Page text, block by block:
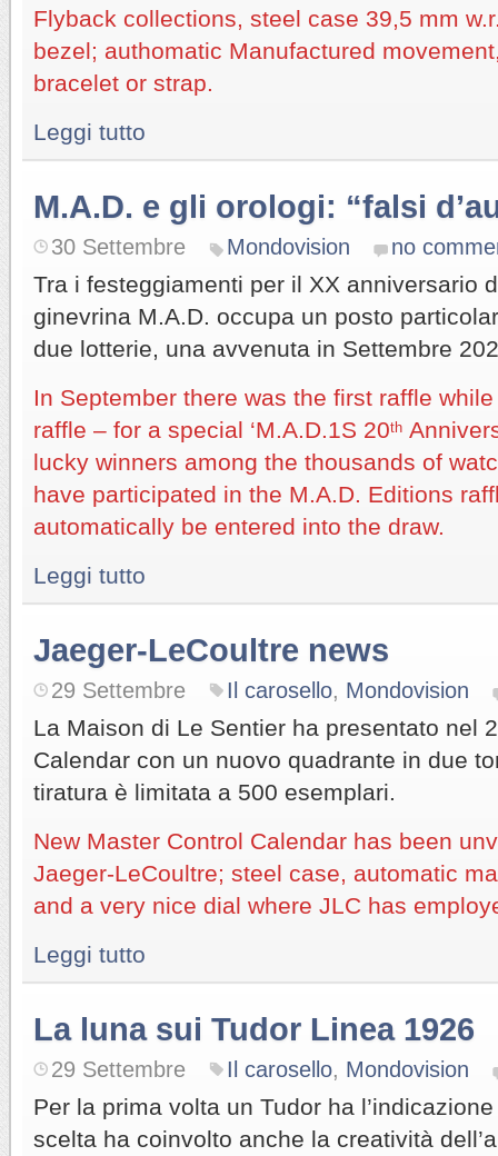
Flyback collections, steel case 39,5 mm
bezel; authomatic Manufactured
bracelet or strap.
Leggi tutto
M.A.D. e gli orologi: “falsi
30 Settembre Mondovision no
Tra i festeggiamenti per il XX anniversario
ginevrina M.A.D. occupa un posto
due lotterie, una avvenuta in Settembre
In September there was the first raffle
raffle – for a special ‘M.A.D.1S 20th
lucky winners among the thousands of
have participated in the M.A.D. Editions
automatically be entered into the draw.
Leggi tutto
Jaeger-LeCoultre news
29 Settembre Il carosello, Mondovision
La Maison di Le Sentier ha presentato nel
Calendar con un nuovo quadrante in due
tiratura è limitata a 500 esemplari.
New Master Control Calendar has been
Jaeger-LeCoultre; steel case, automatic
and a very nice dial where JLC has
Leggi tutto
La luna sui Tudor Linea 1926
29 Settembre Il carosello, Mondovision
Per la prima volta un Tudor ha
scelta ha coinvolto anche la creatività